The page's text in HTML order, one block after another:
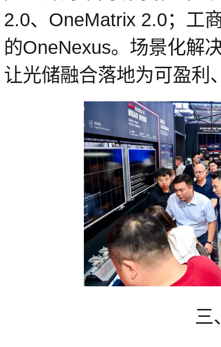
2.0、OneMatrix 2.0；工
的OneNexus。场景化解
让光储融合落地为可盈利
三